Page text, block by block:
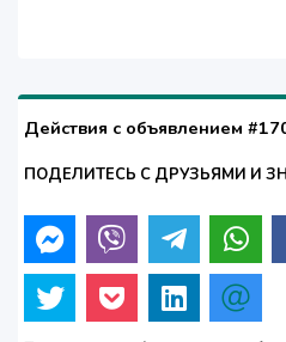
Действия с объявлением
ПОДЕЛИТЕСЬ С ДРУЗЬЯМИ И